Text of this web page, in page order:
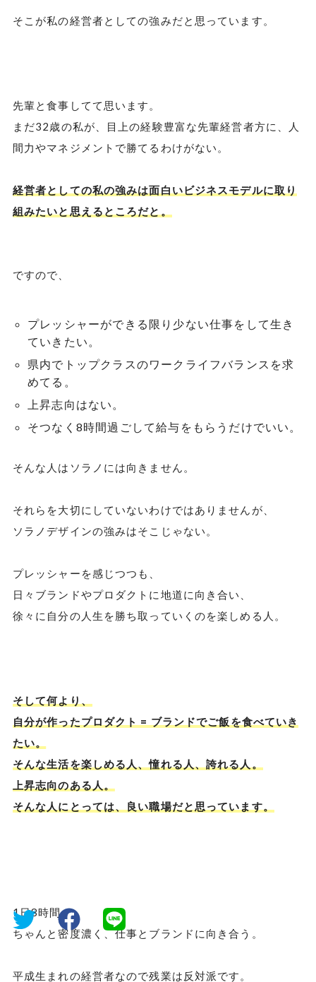
そこが私の経営者としての強みだと思っています。
先輩と食事してて思います。
まだ32歳の私が、目上の経験豊富な先輩経営者方に、人
間力やマネジメントで勝てるわけがない。
経営者としての私の強みは面白いビジネスモデルに取り
組みたいと思えるところだと。
ですので、
プレッシャーができる限り少ない仕事をして生き
ていきたい。
県内でトップクラスのワークライフバランスを求
めてる。
上昇志向はない。
そつなく8時間過ごして給与をもらうだけでいい。
そんな人はソラノには向きません。
それらを大切にしていないわけではありませんが、
ソラノデザインの強みはそこじゃない。
プレッシャーを感じつつも、
日々ブランドやプロダクトに地道に向き合い、
徐々に自分の人生を勝ち取っていくのを楽しめる人。
そして何より、
自分が作ったプロダクト = ブランドでご飯を食べていき
たい。
そんな生活を楽しめる人、憧れる人、誇れる人。
上昇志向のある人。
そんな人にとっては、良い職場だと思っています。
1日8時間、
ちゃんと密度濃く、仕事とブランドに向き合う。
平成生まれの経営者なので残業は反対派です。